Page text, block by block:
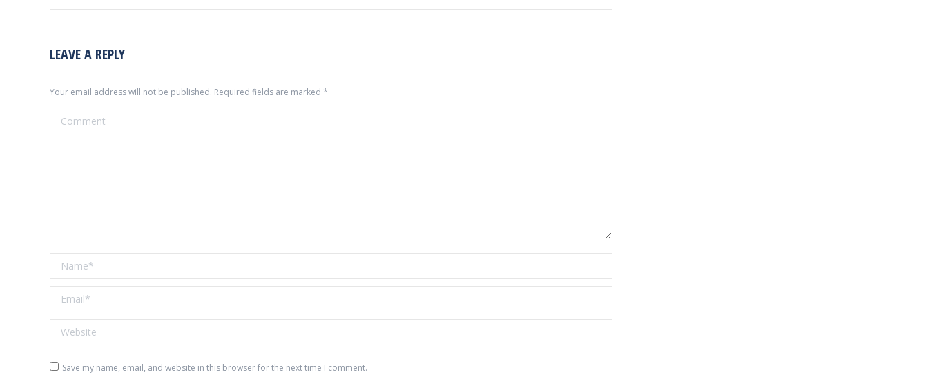
LEAVE A REPLY
Your email address will not be published. Required fields are marked *
Comment
Name *
Email *
Website
Save my name, email, and website in this browser for the next time I comment.